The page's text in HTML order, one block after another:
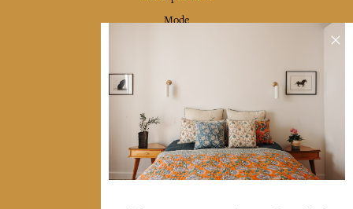
Mode
Livraison & retour
CGV
Devenir revendeur
Notre communauté